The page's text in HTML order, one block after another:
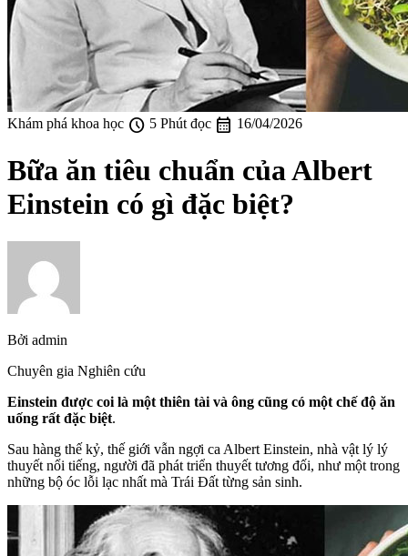
Khám phá khoa học schedule 5 Phút đọc calendar_month 16/04/2026
Bữa ăn tiêu chuẩn của Albert
Einstein có gì đặc biệt?
Bởi admin
Chuyên gia Nghiên cứu
Einstein được coi là một thiên tài và ông cũng có một chế độ ăn
uống rất đặc biệt.
Sau hàng thế kỷ, thế giới vẫn ngợi ca Albert Einstein, nhà vật lý lý
thuyết nổi tiếng, người đã phát triển thuyết tương đối, như một trong
những bộ óc lỗi lạc nhất mà Trái Đất từng sản sinh.